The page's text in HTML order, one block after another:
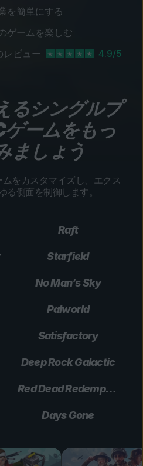
を簡単にする
ゲームを楽しむ
レビュー 4.9/5
るシングルプ
ゲームをもっ
ましょう
をカスタマイズし、エクス
る側面を制御します。
Raft
Starfield
No Man’s Sky
Palworld
Satisfactory
Deep Rock Galactic
Red Dead Redemption 2
Days Gone